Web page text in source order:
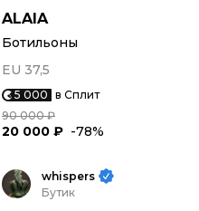
ALAIA
Ботильоны
EU 37,5
5 000 в Сплит
90 000 ₽
20 000 ₽ -78%
whispers
Бутик